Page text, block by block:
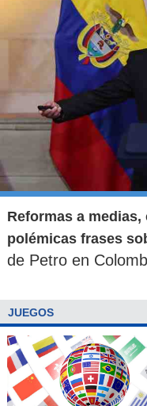
Reformas a
polémicas frases
de Petro en
JUEGOS